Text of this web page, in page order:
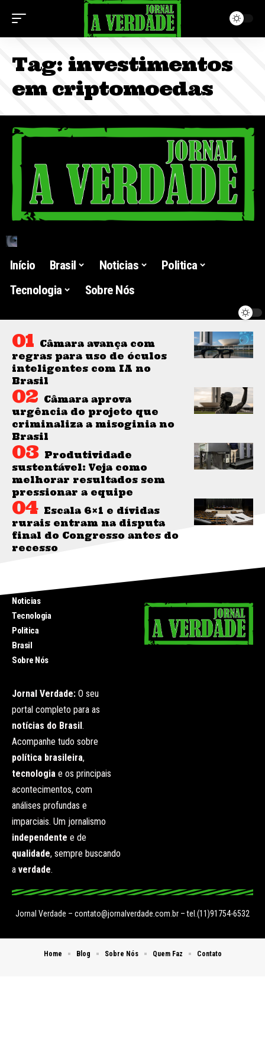
Tag: investimentos
em criptomoedas
Início Brasil Noticias
Politica
Tecnologia
Sobre Nós
Câmara avança com
regras para uso de óculos
inteligentes com IA no
Brasil
Câmara aprova
urgência do projeto que
criminaliza a misoginia no
Brasil
Produtividade
sustentável: Veja como
melhorar resultados sem
pressionar a equipe
Escala 6×1 e dívidas
rurais entram na disputa
final do Congresso antes do
recesso
Noticias
Tecnologia
Politica
Brasil
Sobre Nós
Jornal Verdade: O seu
portal completo para as
notícias do Brasil .
Acompanhe tudo sobre
política brasileira,
tecnologia e os principais
acontecimentos, com
análises profundas e
imparciais. Um jornalismo
independente e de
qualidade, sempre buscando
a verdade.
Jornal Verdade – contato@jornalverdade.com.br – tel.(11)91754-6532
Home Blog Sobre Nós Quem Faz Contato